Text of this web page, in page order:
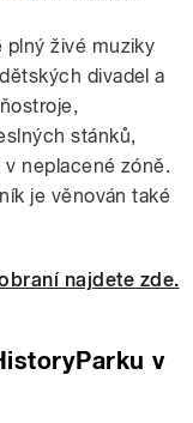
plný živé muziky
divadel a
stánků,
neplacené zóně.
je věnován také
najdete zde.
v